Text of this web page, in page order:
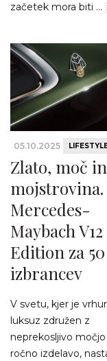
začetek mora biti ...
05.10.2025
Zlato, moč in
mojstrovina.
Mercedes-
Maybach V12
Edition za 50
izbrancev
V svetu, kjer je
luksuz združen z
neprekosljivo močjo
ročno izdelavo,